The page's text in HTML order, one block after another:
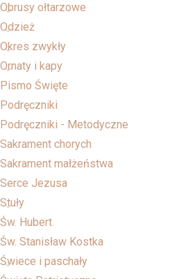
Obrusy ołtarzowe
Odzież
Okres zwykły
Ornaty i kapy
Pismo Święte
Podręczniki
Podręczniki - Metodyczne
Sakrament chorych
Sakrament małżeństwa
Serce Jezusa
Stuły
Św. Hubert
Św. Stanisław Kostka
Świece i paschały